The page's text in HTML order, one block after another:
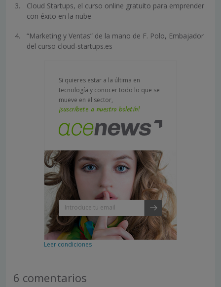
Cloud Startups, el curso online gratuito para emprender
con éxito en la nube
“Marketing y Ventas” de la mano de F. Polo, Embajador
del curso cloud-startups.es
Si quieres estar a la última en
tecnología y conocer todo lo que se
mueve en el sector,
¡suscríbete a nuestro boletín!
Leer condiciones
6 comentarios